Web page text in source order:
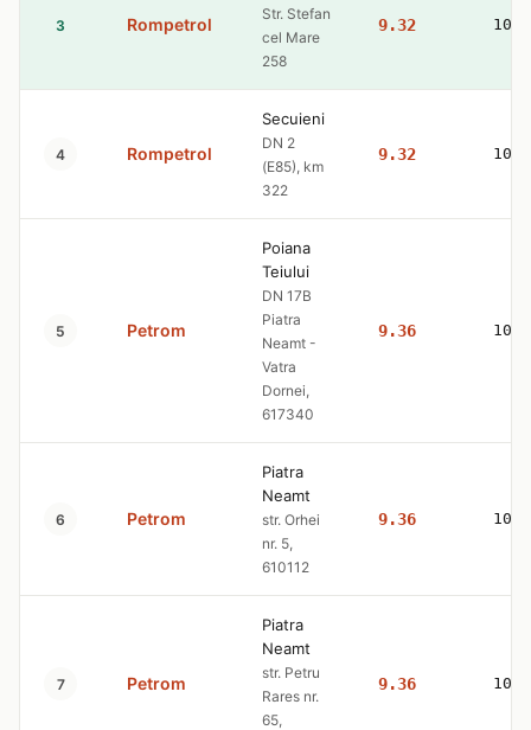
3 Rompetrol
Str. Stefan
cel Mare
258
9.32
4 Rompetrol
Secuieni
DN 2
(E85), km
322
9.32
5 Petrom
Poiana
Teiului
DN 17B
Piatra
Neamt -
Vatra
Dornei,
617340
9.36
6 Petrom
Piatra
Neamt
str. Orhei
nr. 5,
610112
9.36
7 Petrom
Piatra
Neamt
str. Petru
Rares nr.
65,
9.36